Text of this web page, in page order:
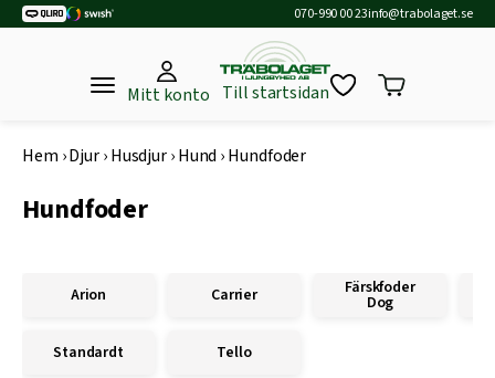
070-990 00 23info@trabolaget.se
Mitt konto Till startsidan
Hem ›Djur›Husdjur›Hund ›Hundfoder
Hundfoder
Arion Carrier Färskfoder
Dog
Standardt Tello